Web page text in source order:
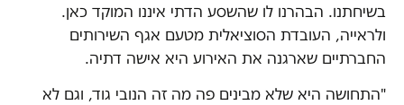
בשיחתנו. הבהרנו לו שהשסע הדתי איננו המוקד כאן.
ולראייה, העובדת הסוציאלית מטעם אגף השירותים
החברתיים שארגנה את האירוע היא אישה דתיה.
"התחושה היא שלא מבינים פה מה זה הנובי גוד, וגם לא